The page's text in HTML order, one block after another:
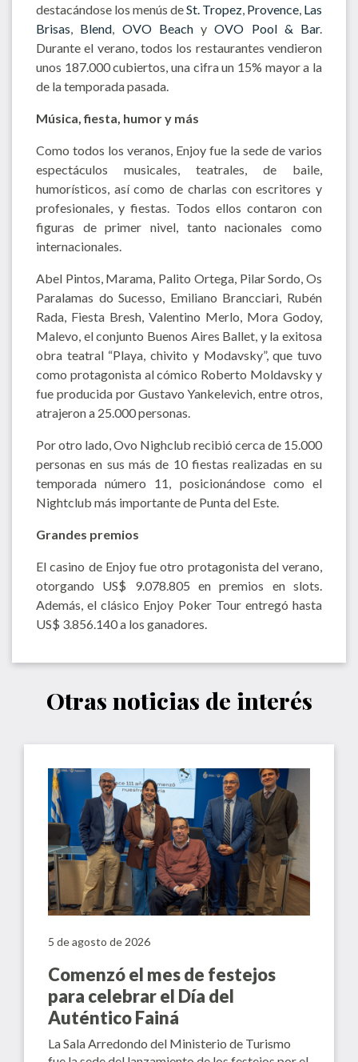
destacándose los menús deSt. Tropez, Provence, Las
Brisas, Blend, OVO BeachyOVO Pool & Bar.
Durante el verano, todos los restaurantes vendieron
unos 187.000 cubiertos, una cifra un 15% mayor a la
de la temporada pasada.
Música, fiesta, humor y más
Como todos los veranos, Enjoy fue la sede de varios
espectáculos musicales, teatrales, de baile,
humorísticos, así como de charlas con escritores y
profesionales, y fiestas. Todos ellos contaron con
figuras de primer nivel, tanto nacionales como
internacionales.
Abel Pintos, Marama, Palito Ortega, Pilar Sordo, Os
Paralamas do Sucesso, Emiliano Brancciari, Rubén
Rada, Fiesta Bresh, Valentino Merlo, Mora Godoy,
Malevo, el conjunto Buenos Aires Ballet, y la exitosa
obra teatral “Playa, chivito y Modavsky”, que tuvo
como protagonista al cómico Roberto Moldavsky y
fue producida por Gustavo Yankelevich, entre otros,
atrajeron a 25.000 personas.
Por otro lado, Ovo Nighclub recibió cerca de 15.000
personas en sus más de 10 fiestas realizadas en su
temporada número 11, posicionándose como el
Nightclub más importante de Punta del Este.
Grandes premios
El casino de Enjoy fue otro protagonista del verano,
otorgando US$ 9.078.805 en premios en slots.
Además, el clásico Enjoy Poker Tour entregó hasta
US$ 3.856.140 a los ganadores.
Otras noticias de interés
5 de agosto de 2026
Comenzó el mes de festejos
para celebrar el Día del
Auténtico Fainá
La Sala Arredondo del Ministerio de Turismo